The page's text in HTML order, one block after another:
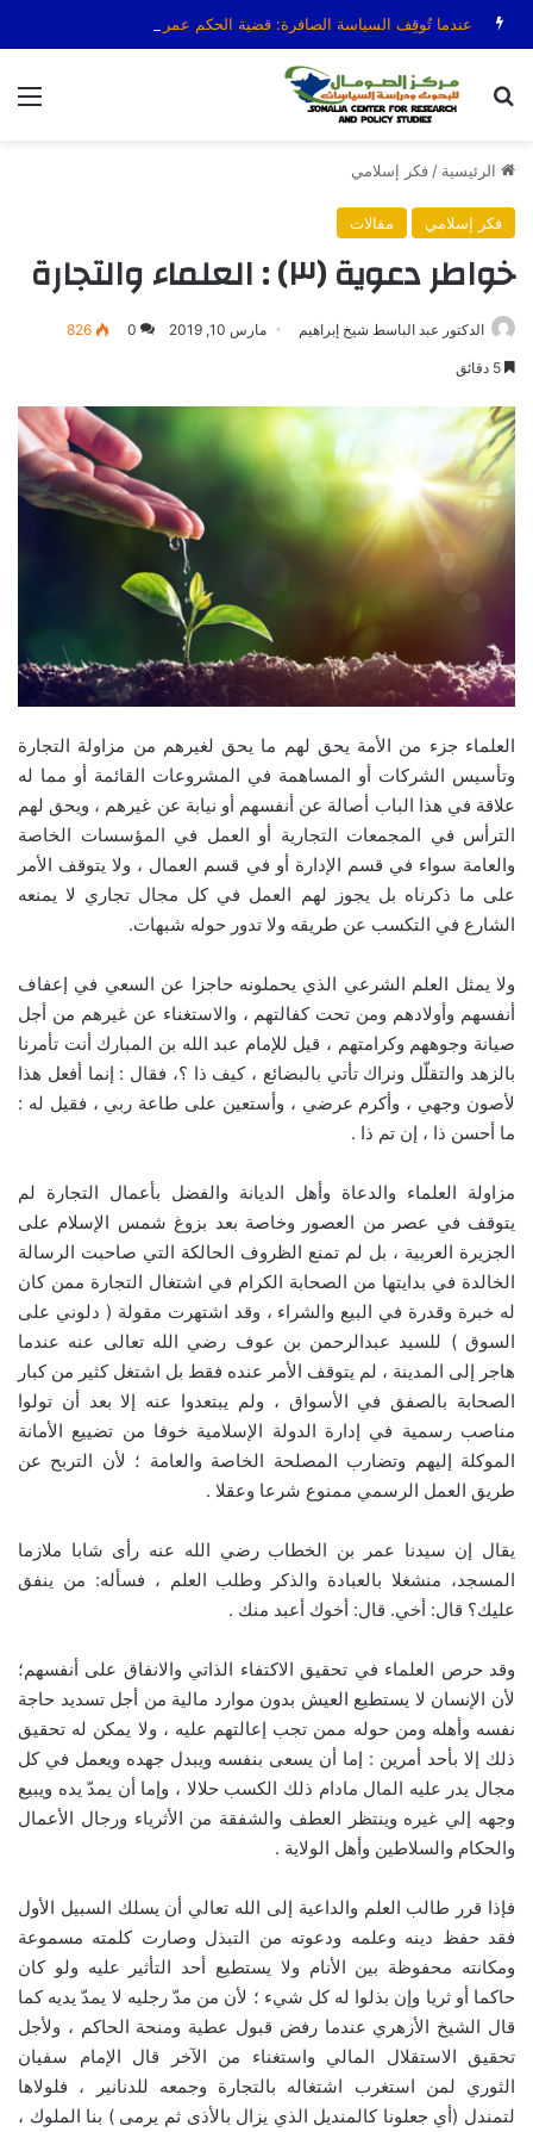
عندما تُوقِف السياسة الصافرة: قضية الحكم عمر عرتن
بحث عن
الرئيسية / فكر إسلامي
فكر إسلامي مقالات
خواطر دعوية (٣) : العلماء والتجارة
الدكتور عبد الباسط شيخ إبراهيم مارس 10, 2019 0
826
العلماء جزء من الأمة يحق لهم ما يحق لغيرهم من مزاولة التجارة
وتأسيس الشركات أو المساهمة في المشروعات القائمة أو مما له
علاقة في هذا الباب أصالة عن أنفسهم أو نيابة عن غيرهم ، ويحق لهم
الترأس في المجمعات التجارية أو العمل في المؤسسات الخاصة
والعامة سواء في قسم الإدارة أو في قسم العمال ، ولا يتوقف الأمر
على ما ذكرناه بل يجوز لهم العمل في كل مجال تجاري لا يمنعه
الشارع في التكسب عن طريقه ولا تدور حوله شبهات.
ولا يمثل العلم الشرعي الذي يحملونه حاجزا عن السعي في إعفاف
أنفسهم وأولادهم ومن تحت كفالتهم ، والاستغناء عن غيرهم من أجل
صيانة وجوههم وكرامتهم ، قيل للإمام عبد الله بن المبارك أنت تأمرنا
بالزهد والتقلّل ونراك تأتي بالبضائع ، كيف ذا ؟، فقال : إنما أفعل هذا
لأصون وجهي ، وأكرم عرضي ، وأستعين على طاعة ربي ، فقيل له :
ما أحسن ذا ، إن تم ذا .
مزاولة العلماء والدعاة وأهل الديانة والفضل بأعمال التجارة لم
يتوقف في عصر من العصور وخاصة بعد بزوغ شمس الإسلام على
الجزيرة العربية ، بل لم تمنع الظروف الحالكة التي صاحبت الرسالة
الخالدة في بدايتها من الصحابة الكرام في اشتغال التجارة ممن كان
له خبرة وقدرة في البيع والشراء ، وقد اشتهرت مقولة ( دلوني على
السوق ) للسيد عبدالرحمن بن عوف رضي الله تعالى عنه عندما
هاجر إلى المدينة ، لم يتوقف الأمر عنده فقط بل اشتغل كثير من كبار
الصحابة بالصفق في الأسواق ، ولم يبتعدوا عنه إلا بعد أن تولوا
مناصب رسمية في إدارة الدولة الإسلامية خوفا من تضييع الأمانة
الموكلة إليهم وتضارب المصلحة الخاصة والعامة ؛ لأن التربح عن
طريق العمل الرسمي ممنوع شرعا وعقلا .
يقال إن سيدنا عمر بن الخطاب رضي الله عنه رأى شابا ملازما
المسجد، منشغلا بالعبادة والذكر وطلب العلم ، فسأله: من ينفق
عليك؟ قال: أخي. قال: أخوك أعبد منك .
وقد حرص العلماء في تحقيق الاكتفاء الذاتي والانفاق على أنفسهم؛
لأن الإنسان لا يستطيع العيش بدون موارد مالية من أجل تسديد حاجة
نفسه وأهله ومن حوله ممن تجب إعالتهم عليه ، ولا يمكن له تحقيق
ذلك إلا بأحد أمرين : إما أن يسعى بنفسه ويبدل جهده ويعمل في كل
مجال يدر عليه المال مادام ذلك الكسب حلالا ، وإما أن يمدّ يده ويبيع
وجهه إلي غيره وينتظر العطف والشفقة من الأثرياء ورجال الأعمال
والحكام والسلاطين وأهل الولاية .
فإذا قرر طالب العلم والداعية إلى الله تعالي أن يسلك السبيل الأول
فقد حفظ دينه وعلمه ودعوته من التبذل وصارت كلمته مسموعة
ومكانته محفوظة بين الأنام ولا يستطيع أحد التأثير عليه ولو كان
حاكما أو ثريا وإن بذلوا له كل شيء ؛ لأن من مدّ رجليه لا يمدّ يديه كما
قال الشيخ الأزهري عندما رفض قبول عطية ومنحة الحاكم ، ولأجل
تحقيق الاستقلال المالي واستغناء من الآخر قال الإمام سفيان
الثوري لمن استغرب اشتغاله بالتجارة وجمعه للدنانير ، فلولاها
لتمندل (أي جعلونا كالمنديل الذي يزال بالأذى ثم يرمى ) بنا الملوك ،